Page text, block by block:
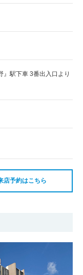
』駅下車 3番出入口より
店予約はこちら